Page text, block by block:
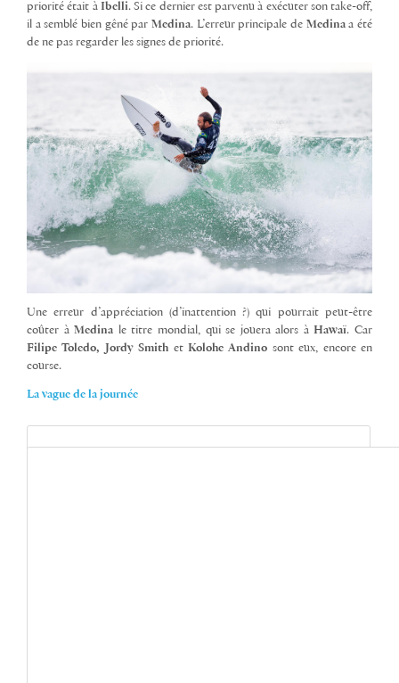
priorité était à Ibelli. Si ce dernier est parvenu à exécuter son take-off,
il a semblé bien gêné par Medina. L’erreur principale de Medinaa été
de ne pas regarder les signes de priorité.
Une erreur d’appréciation (d’inattention ?) qui pourrait peut-être
coûter àMedina le titre mondial, qui se jouera alors àHawaï. Car
Filipe Toledo, Jordy Smith etKolohe Andino sont eux, encore en
course.
La vague de la journée